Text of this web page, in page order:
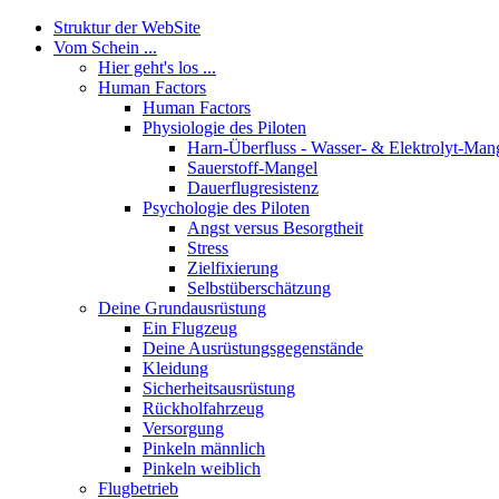
Struktur der WebSite
Vom Schein ...
Hier geht's los ...
Human Factors
Human Factors
Physiologie des Piloten
Harn-Überfluss - Wasser- & Elektrolyt-
Sauerstoff-Mangel
Dauerflugresistenz
Psychologie des Piloten
Angst versus Besorgtheit
Stress
Zielfixierung
Selbstüberschätzung
Deine Grundausrüstung
Ein Flugzeug
Deine Ausrüstungsgegenstände
Kleidung
Sicherheitsausrüstung
Rückholfahrzeug
Versorgung
Pinkeln männlich
Pinkeln weiblich
Flugbetrieb